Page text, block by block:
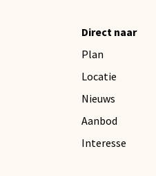
Direct naar
Plan
Locatie
Nieuws
Aanbod
Interesse